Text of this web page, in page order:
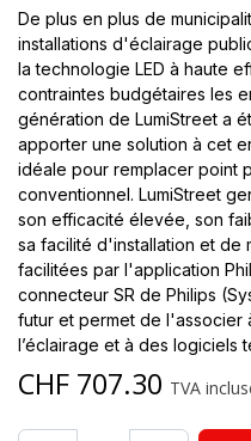
De plus en plus de
installations d'éclairage
la technologie LED à haute
contraintes budgétaires les
génération de LumiStreet a
apporter une solution à cet
idéale pour remplacer point
conventionnel. LumiStreet
son efficacité élevée, son
sa facilité d'installation et de
facilitées par l'application
connecteur SR de Philips
futur et permet de l'associer
l’éclairage et à des logiciels
CHF 707.30 TVA